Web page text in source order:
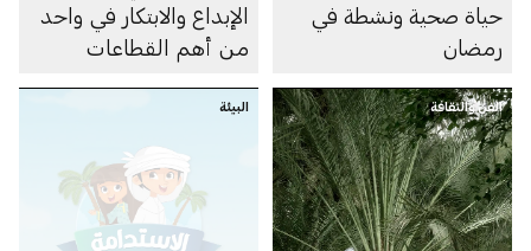
حياة صحية ونشطة في
رمضان
الإبداع والابتكار في واحد
من أهم القطاعات
الفن والثقافة البيئة